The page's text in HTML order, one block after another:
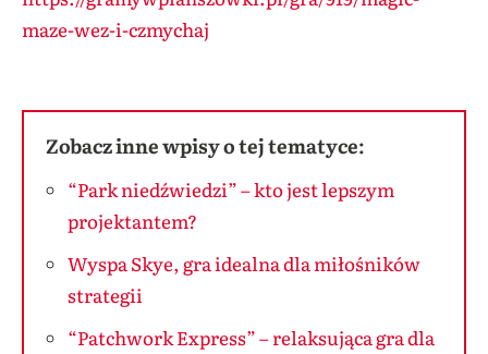
maze-wez-i-czmychaj
Zobacz inne wpisy o tej tematyce:
“Park niedźwiedzi” – kto jest lepszym
projektantem?
Wyspa Skye, gra idealna dla miłośników
strategii
“Patchwork Express” – relaksująca gra dla